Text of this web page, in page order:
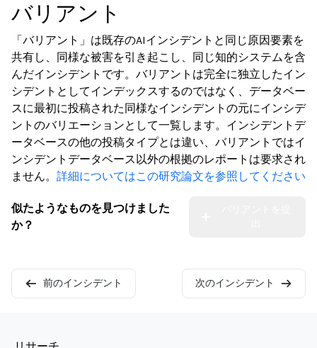
バリアント
「バリアント」は既存のAIインシデントと同じ原因要素を
共有し、同様な被害を引き起こし、同じ知的システムを含
んだインシデントです。バリアントは完全に独立したイン
シデントとしてインデックスするのではなく、データベー
スに最初に投稿された同様なインシデントの元にインシデ
ントのバリエーションとして一覧します。インシデントデ
ータベースの他の投稿タイプとは違い、バリアントではイ
ンシデントデータベース以外の根拠のレポートは要求され
ません。 詳細についてはこの研究論文を参照してください
似たようなものを見つけました
か？
前のインシデント 次のインシデント